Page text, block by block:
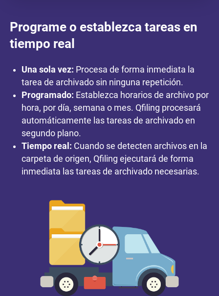
Programe o establezca tareas en
tiempo real
Una sola vez: Procesa de forma inmediata la
tarea de archivado sin ninguna repetición.
Programado: Establezca horarios de archivo por
hora, por día, semana o mes. Qfiling procesará
automáticamente las tareas de archivado en
segundo plano.
Tiempo real: Cuando se detecten archivos en la
carpeta de origen, Qfiling ejecutará de forma
inmediata las tareas de archivado necesarias.